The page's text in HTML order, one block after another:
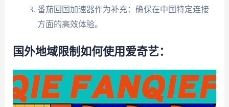
番茄回国加速器作为补充：确保在中国特定连接
方面的高效体验。
国外地域限制如何使用爱奇艺：